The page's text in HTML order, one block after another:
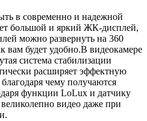
в современно и надежной
большой и яркий ЖК-дисплей,
можно развернуть на 360
вам будет удобно.В видеокамере
система стабилизации
расширяет эффектную
чему получаются
функции LoLux и датчику
видео даже при